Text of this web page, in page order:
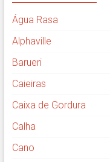
Água Rasa
Alphaville
Barueri
Caieiras
Caixa de Gordura
Calha
Cano